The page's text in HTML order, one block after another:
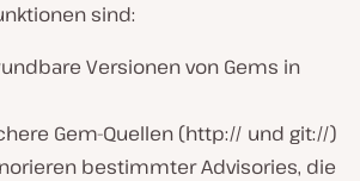
sind:
Versionen von Gems in
Gem-Quellen (http:// und git://)
bestimmter Advisories, die